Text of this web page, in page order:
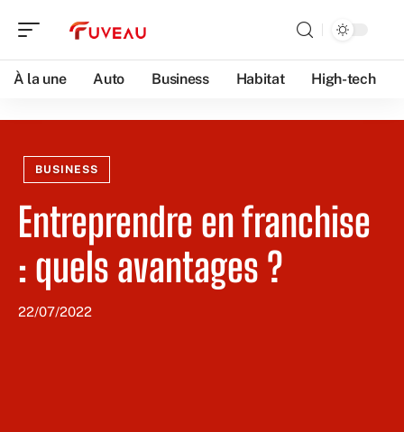
À la une Auto Business Habitat High-tech
BUSINESS
Entreprendre en franchise
: quels avantages ?
22/07/2022